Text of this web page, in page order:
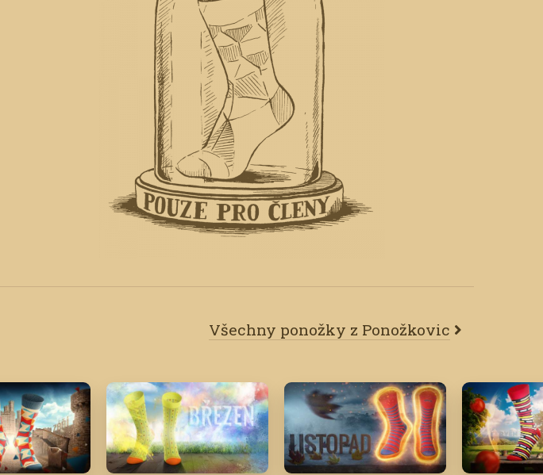
Všechny ponožky z Ponožkovic